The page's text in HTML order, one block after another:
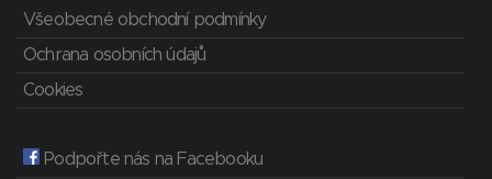
Všeobecné obchodní podmínky
Ochrana osobních údajů
Cookies
Podpořte nás na Facebooku